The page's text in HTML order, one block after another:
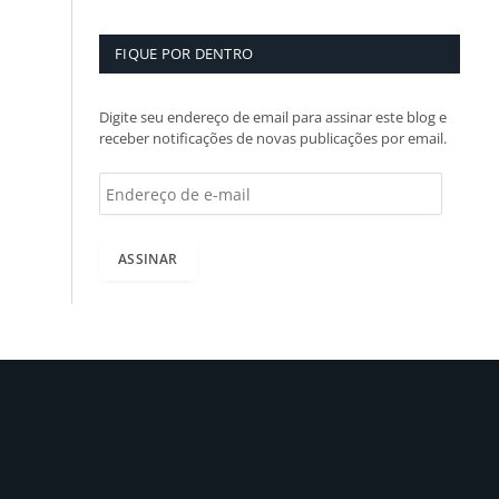
FIQUE POR DENTRO
Digite seu endereço de email para assinar este blog e
receber notificações de novas publicações por email.
ASSINAR